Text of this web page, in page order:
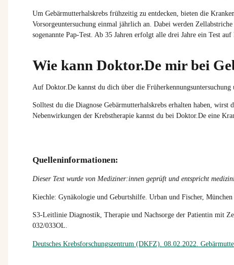
Um Gebärmutterhalskrebs frühzeitig zu entdecken bieten die
Vorsorgeuntersuchung einmal jährlich an. Dabei werden Zellabstriche
sogenannte Pap-Test. Ab 35 Jahren erfolgt alle drei Jahre ein Test auf
Wie kann Doktor.De mir bei
Auf Doktor.De kannst du dich über die Früherkennungsuntersuchung
Solltest du die Diagnose Gebärmutterhalskrebs erhalten haben,
Nebenwirkungen der Krebstherapie kannst du bei Doktor.De eine
Quelleninformationen:
Dieser Text wurde von Mediziner:innen geprüft und entspricht
Kiechle: Gynäkologie und Geburtshilfe. Urban und Fischer,
S3-Leitlinie Diagnostik, Therapie und Nachsorge der Patientin mit
032/033OL.
Deutsches Krebsforschungszentrum (DKFZ). 08.02.2022.